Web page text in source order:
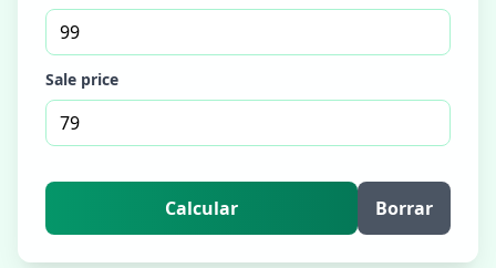
Sale price
Calcular Borrar